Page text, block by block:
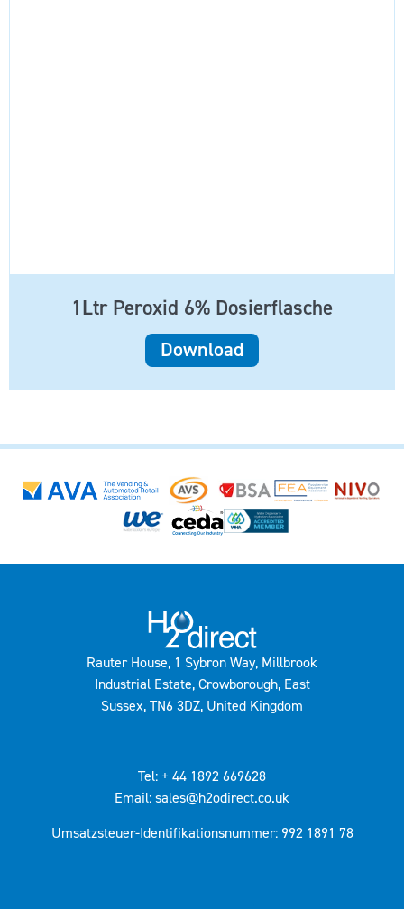
1Ltr Peroxid 6% Dosierflasche
Download
Rauter House, 1 Sybron Way, Millbrook
Industrial Estate, Crowborough, East
Sussex, TN6 3DZ, United Kingdom
Tel: + 44 1892 669628
Email: sales@h2odirect.co.uk
Umsatzsteuer-Identifikationsnummer: 992 1891 78